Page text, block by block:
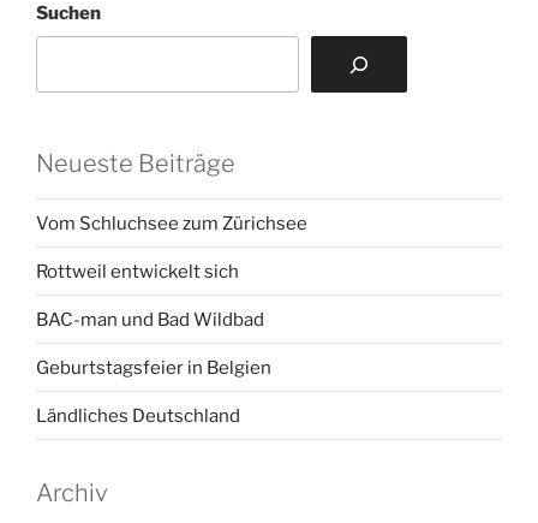
Suchen
Neueste Beiträge
Vom Schluchsee zum Zürichsee
Rottweil entwickelt sich
BAC-man und Bad Wildbad
Geburtstagsfeier in Belgien
Ländliches Deutschland
Archiv